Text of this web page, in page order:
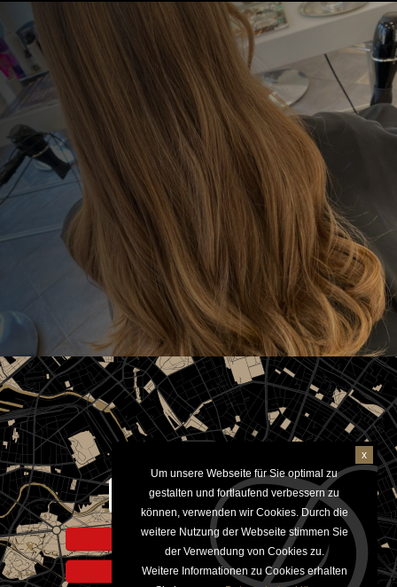
Aktivieren um Google Maps
anzuzeigen
Hinweis zur Datennutzung
Datenschutzerklärung
Um unsere Webseite für Sie optimal zu
gestalten und fortlaufend verbessern zu
können, verwenden wir Cookies. Durch die
weitere Nutzung der Webseite stimmen Sie
der Verwendung von Cookies zu.
Weitere Informationen zu Cookies erhalten
x